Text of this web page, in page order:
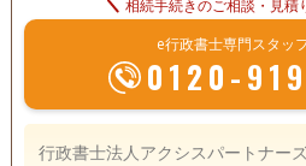
相続手続きのご相談・見積
e行政書士専門スタッ
0120-
行政書士法人アクシスパートナー